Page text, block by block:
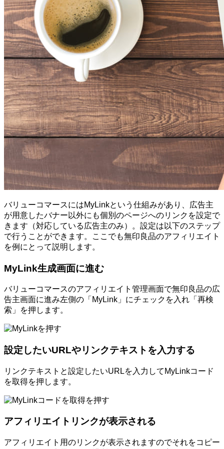
バリューコマースにはMyLinkという仕組みがあり、広告主
が用意したバナー以外にも個別のページへのリンクを設定で
きます（対応している広告主のみ）。設定は以下のステップ
で行うことができます。ここでも無印良品のアフィリエイト
を例にとって説明します。
MyLink生成画面に進む
バリューコマースのアフィリエイト管理画面で無印良品の広
告主画面に進み左側の「MyLink」にチェックを入れ「再検
索」を押します。
設定したいURLやリンクテキストを入力する
リンクテキストと設定したいURLを入力してMyLinkコード
を取得を押します。
アフィリエイトリンクが表示される
アフィリエイト用のリンクが表示されますのでそれをコピー